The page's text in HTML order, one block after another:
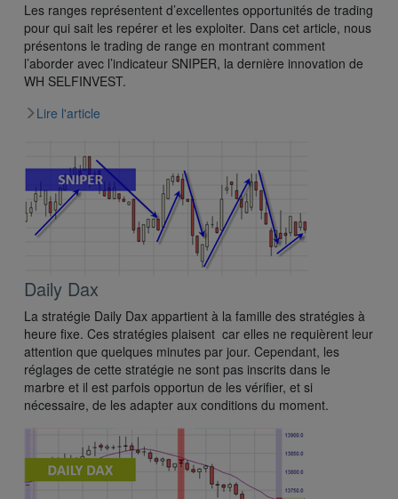
Les ranges représentent d’excellentes opportunités de trading
pour qui sait les repérer et les exploiter. Dans cet article, nous
présentons le trading de range en montrant comment
l’aborder avec l’indicateur SNIPER, la dernière innovation de
WH SELFINVEST.
Lire l'article
Daily Dax
La stratégie Daily Dax appartient à la famille des stratégies à
heure fixe. Ces stratégies plaisent car elles ne requièrent leur
attention que quelques minutes par jour. Cependant, les
réglages de cette stratégie ne sont pas inscrits dans le
marbre et il est parfois opportun de les vérifier, et si
nécessaire, de les adapter aux conditions du moment.